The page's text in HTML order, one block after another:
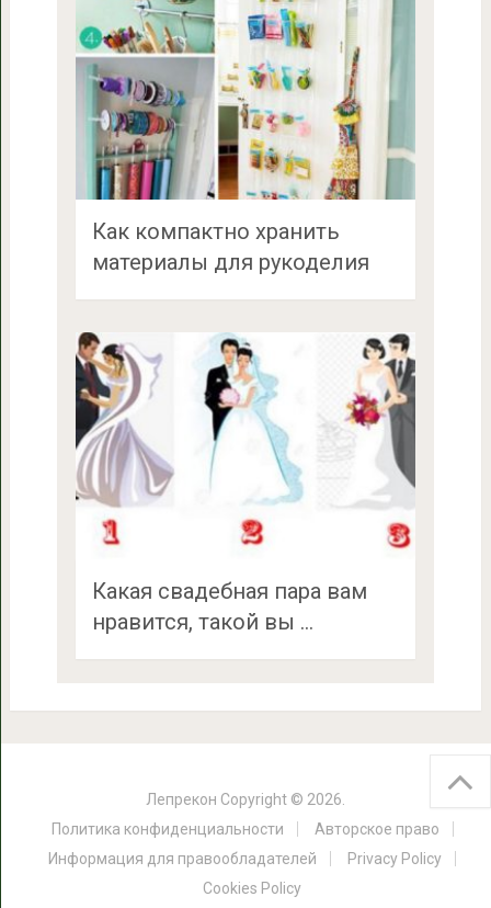
Как компактно хранить
материалы для рукоделия
Какая свадебная пара вам
нравится, такой вы …
Лепрекон Copyright © 2026.
Политика конфиденциальности
Авторское право
Информация для правообладателей
Privacy Policy
Cookies Policy